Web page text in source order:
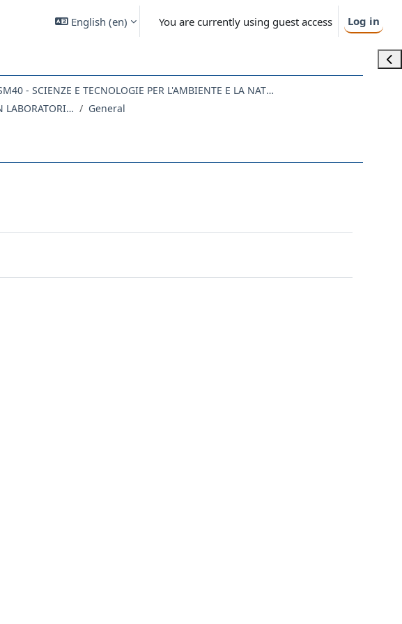
English ‎(en)‎ You are currently using guest access Log in
SM40 - SCIENZE E TECNOLOGIE PER L'AMBIENTE E LA NATURA
041SM - MINERALOGIA E PETROGRAFIA CON LABORATORIO 2021 General